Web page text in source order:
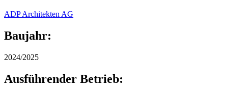
ADP Architekten AG
Baujahr:
2024/2025
Ausführender Betrieb: